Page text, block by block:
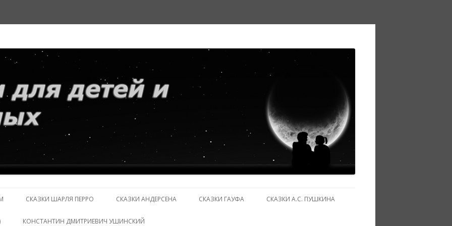
взрослых
содержимому
СКАЗКИ ШАРЛЯ ПЕРРО СКАЗКИ АНДЕРСЕНА СКАЗКИ ГАУФА СКАЗКИ А.С. ПУШКИНА
КОНСТАНТИН ДМИТРИЕВИЧ УШИНСКИЙ